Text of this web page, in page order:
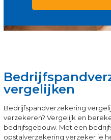
vergelijken
Bedrijfspandverzekering
verzekeren? Vergelijk en
bedrijfsgebouw. Met een
opstalverzekering verzeker je